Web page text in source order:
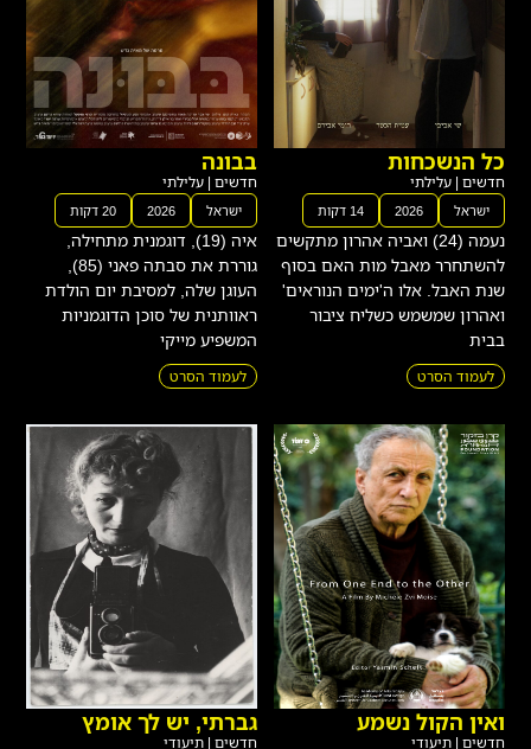
כל הנשכחות
חדשים |עלילתי
ישראל 2026 14 דקות
נעמה (24) ואביה אהרון מתקשים
להשתחרר מאבל מות האם בסוף
שנת האבל. אלו ה'ימים הנוראים'
ואהרון שמשמש כשליח ציבור
בבית
לעמוד הסרט
בבונה
חדשים | עלילתי
ישראל 2026 20 דקות
איה (19), דוגמנית מתחילה,
גוררת את סבתה פאני (85),
העוגן שלה, למסיבת יום הולדת
ראוותנית של סוכן הדוגמניות
המשפיע מייקי
לעמוד הסרט
ואין הקול נשמע
חדשים |תיעודי
גברתי, יש לך אומץ
חדשים | תיעודי